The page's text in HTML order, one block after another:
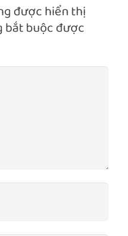
được hiển thị
bắt buộc được